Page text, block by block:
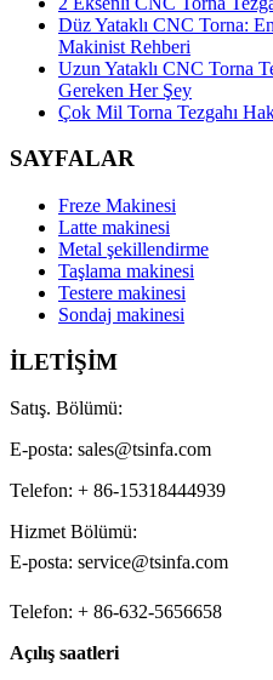
Düz Yataklı CNC Torna:
Makinist Rehberi
Uzun Yataklı CNC Torna
Gereken Her Şey
Çok Mil Torna Tezgahı
SAYFALAR
Freze Makinesi
Latte makinesi
Metal şekillendirme
Taşlama makinesi
Testere makinesi
Sondaj makinesi
İLETİŞİM
Satış. Bölümü:
E-posta: sales@tsinfa.com
Telefon: + 86-15318444939
Hizmet Bölümü:
E-posta: service@tsinfa.com
Telefon: + 86-632-5656658
Açılış saatleri